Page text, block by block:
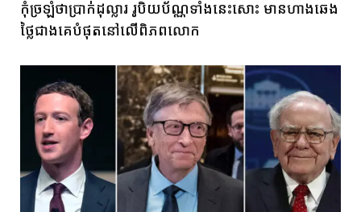
កុំច្រឡំថាប្រាក់ដុល្លារ រូបិយប័ណ្ណទាំងនេះសោះ មានហាងឆេង
ថ្លៃជាងគេបំផុតនៅលើពិភពលោក